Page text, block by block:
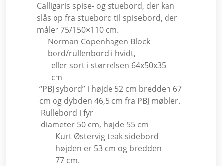
Calligaris spise- og stuebord, der kan
slås op fra stuebord til spisebord, der
måler 75/150×110 cm.
Norman Copenhagen Block
bord/rullenbord i hvidt,
eller sort i størrelsen 64x50x35
cm
“PBJ sybord” i højde 52 cm bredden 67
cm og dybden 46,5 cm fra PBJ møbler.
Rullebord i fyr
diameter 50 cm, højde 55 cm
Kurt Østervig teak sidebord
højden er 53 cm og bredden
77 cm.